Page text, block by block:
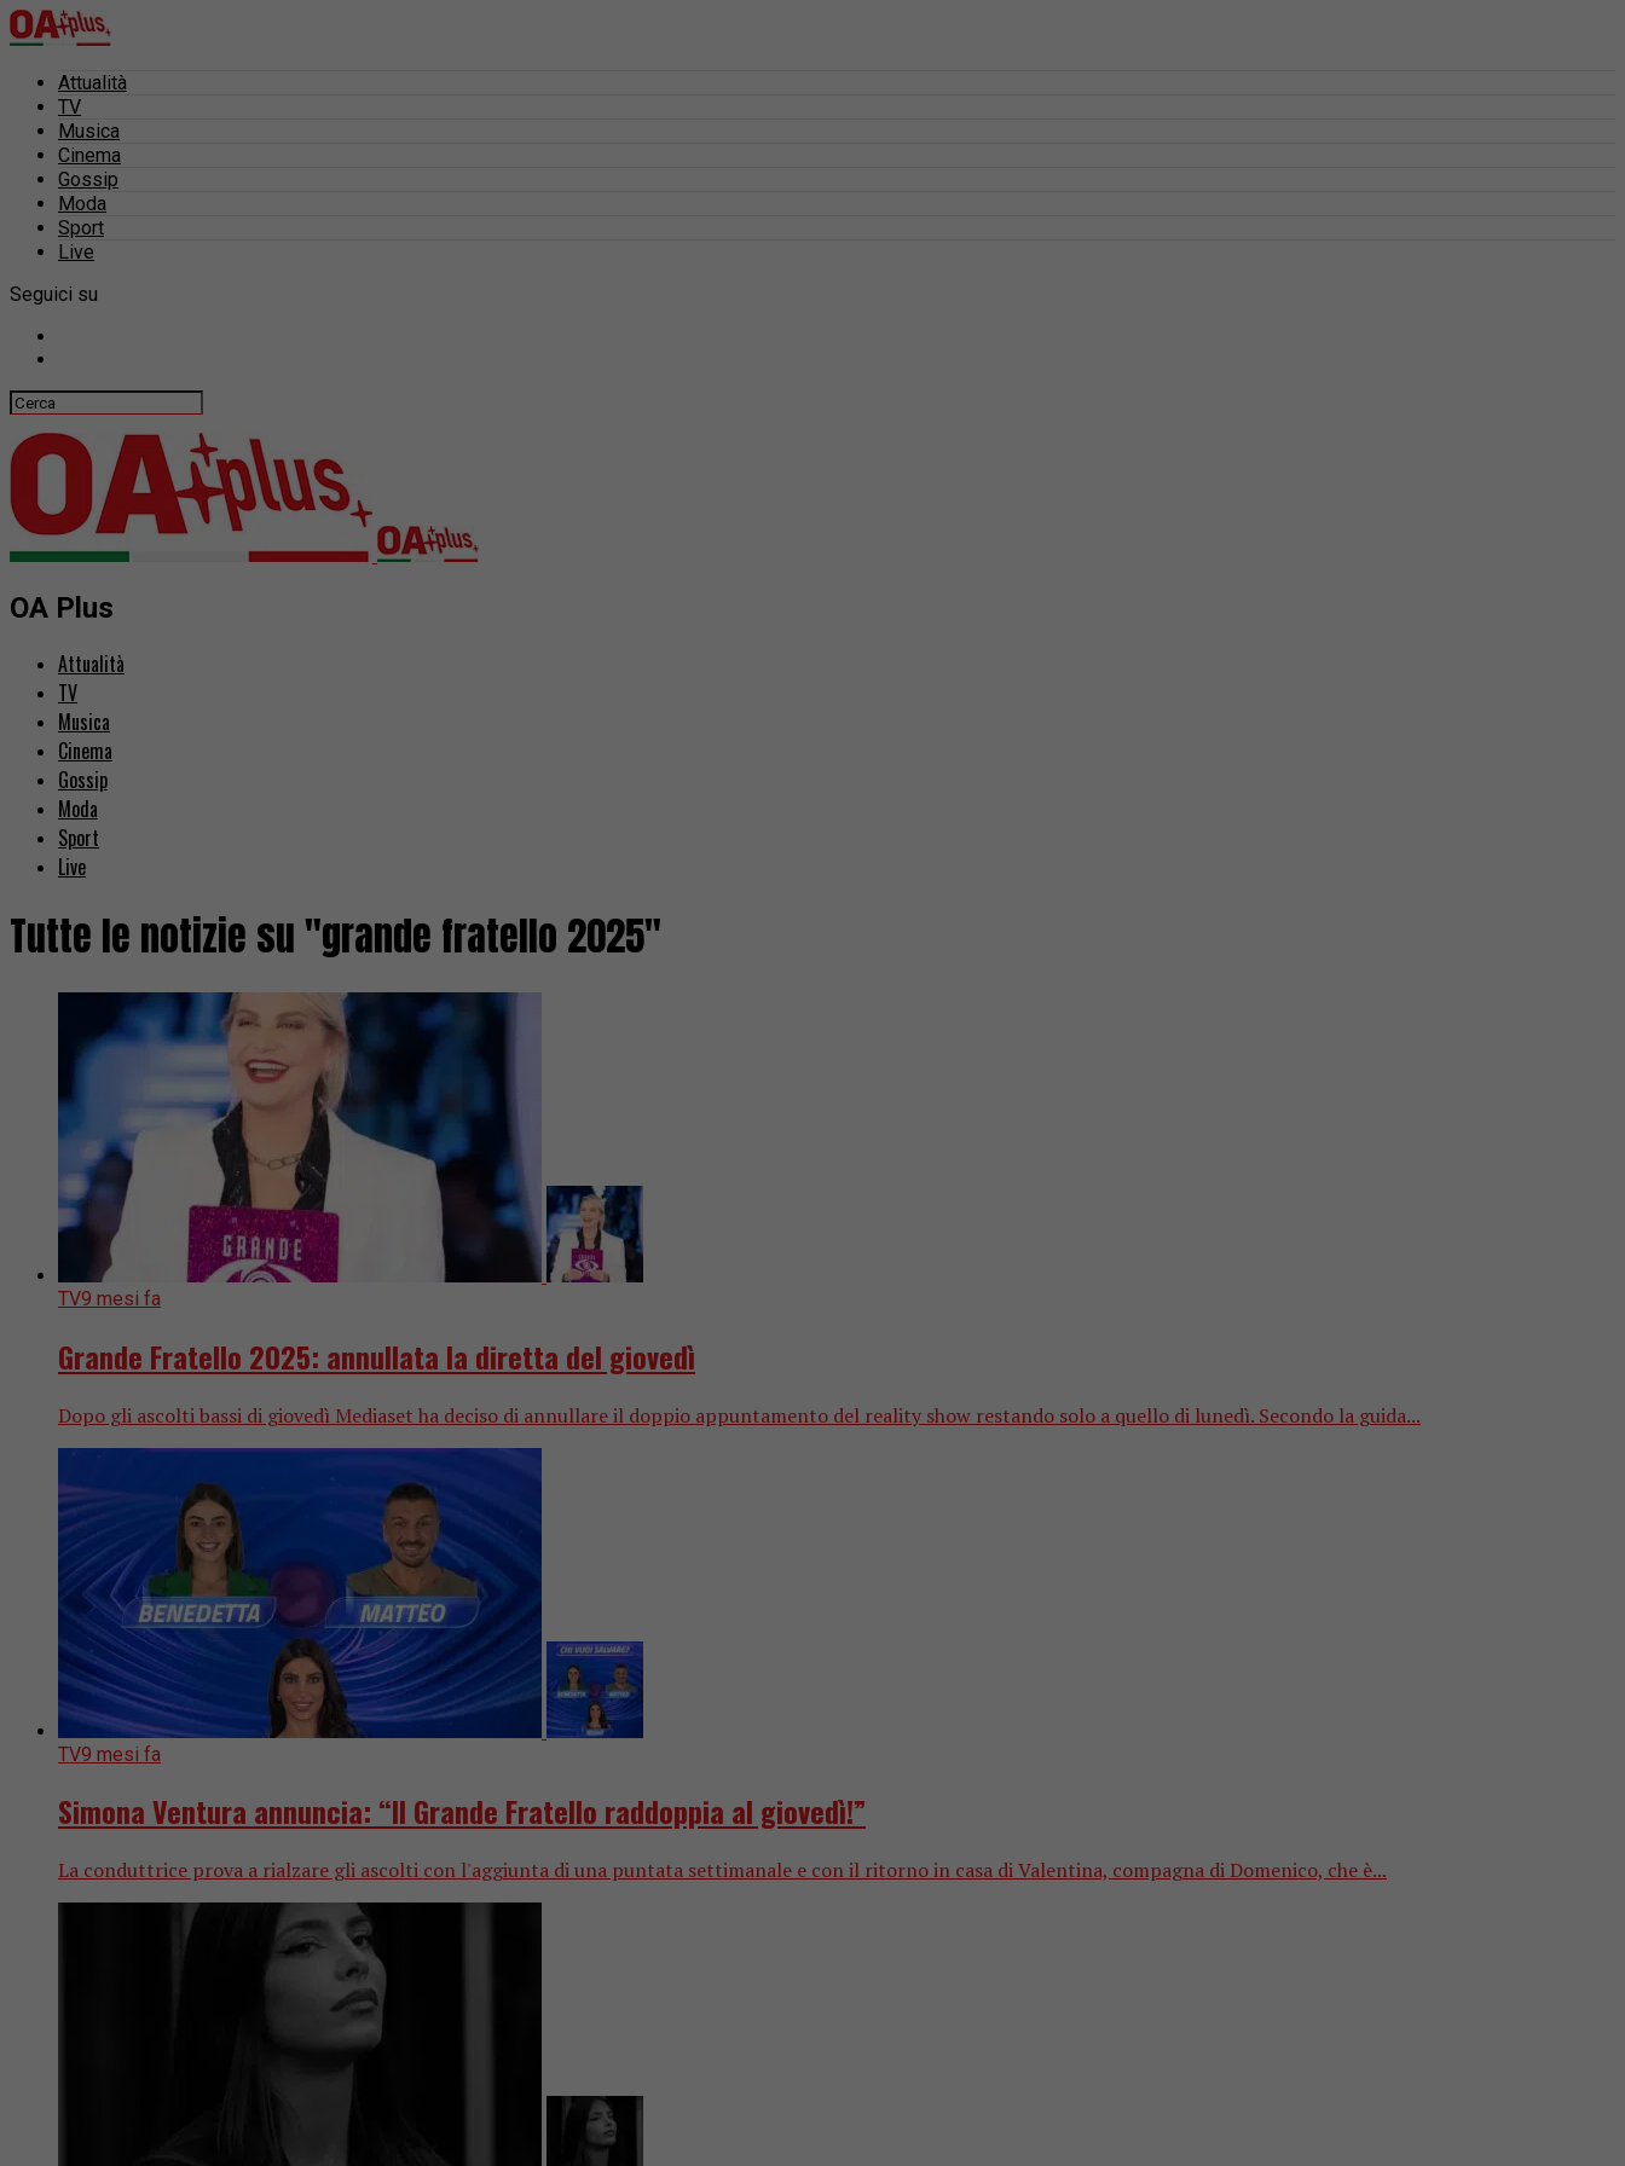
Attualità
TV
Musica
Cinema
Gossip
Moda
Sport
Live
Seguici su
OA Plus
Attualità
TV
Musica
Cinema
Gossip
Moda
Sport
Live
Tutte le notizie su "grande fratello 2025"
TV9 mesi fa
Grande Fratello 2025: annullata la diretta del giovedì
Dopo gli ascolti bassi di giovedì Mediaset ha deciso di annullare il doppio appuntamento del reality show restando solo a quello di lunedì. Secondo la guida...
TV9 mesi fa
Simona Ventura annuncia: “Il Grande Fratello raddoppia al giovedì!”
La conduttrice prova a rialzare gli ascolti con l'aggiunta di una puntata settimanale e con il ritorno in casa di Valentina, compagna di Domenico, che è...